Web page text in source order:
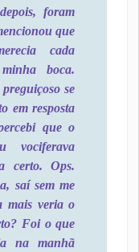
foram
que
cada
boca.
se
em resposta
que o
certo. Ops.
saí sem me
mais veria o
Foi o que
na manhã